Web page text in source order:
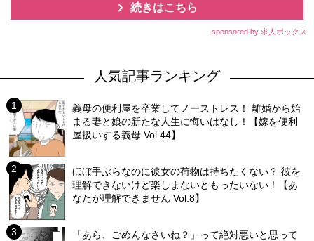
続きはこちら
sponsored by 求人ボックス
人気記事ランキング
義母の便利屋を卒業してノーストレス！ 離婚から始
まる妻と娘の新たな人生に悔いはなし！【嫁を便利
屋扱いする義母 Vol.44】
ほぼ手ぶらなのに彼女の荷物は持ちたくない？ 彼を
理解できないけど楽しまないともったいない！【あ
なたが理解できません Vol.8】
「あら、ごめんなさいね？」って絶対悪いと思って